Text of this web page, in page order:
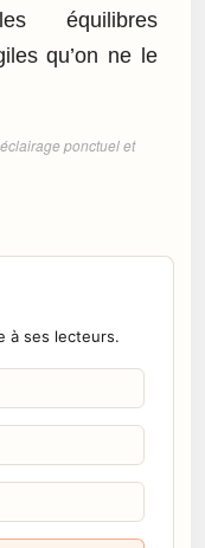
équilibres
qu’on ne le
ponctuel et
à ses lecteurs.